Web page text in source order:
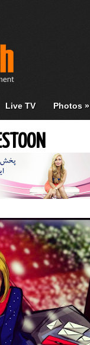
Live TV Photos »